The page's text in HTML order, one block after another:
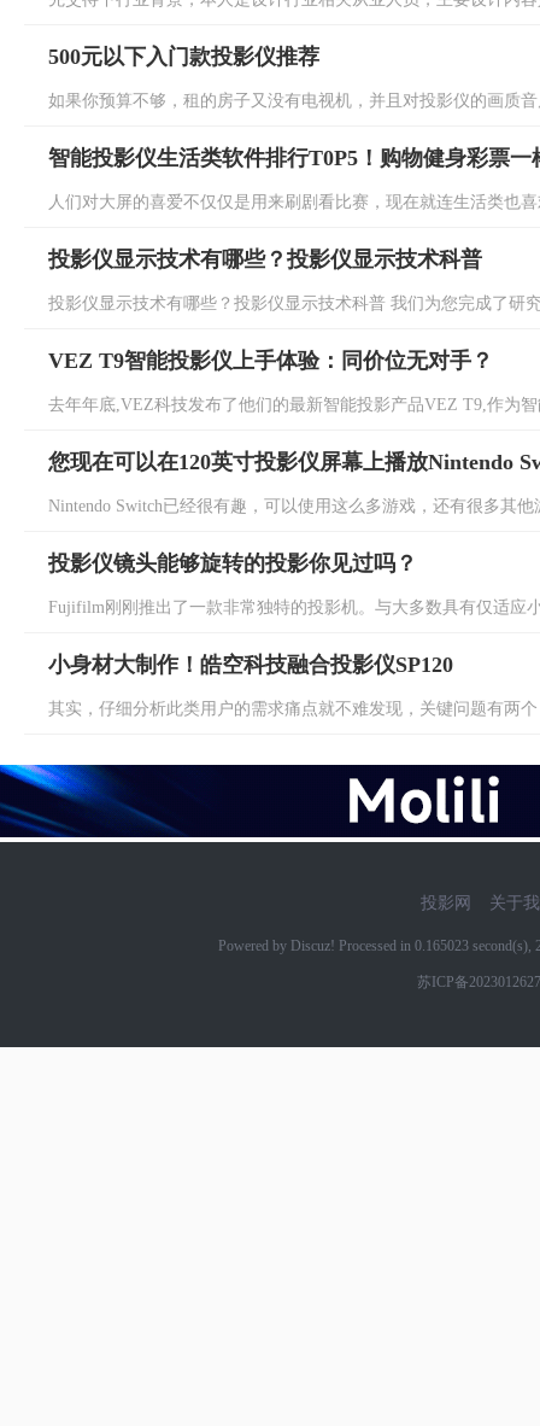
500元以下入门款投影仪推荐
如果你预算不够，租的房子又没有电视机，并且对投影仪的画质
智能投影仪生活类软件排行T0P5！购物健身彩票一
人们对大屏的喜爱不仅仅是用来刷剧看比赛，现在就连生活类也
投影仪显示技术有哪些？投影仪显示技术科普
投影仪显示技术有哪些？投影仪显示技术科普 我们为您完成了研
VEZ T9智能投影仪上手体验：同价位无对手？
去年年底,VEZ科技发布了他们的最新智能投影产品VEZ T9,作为
您现在可以在120英寸投影仪屏幕上播放Nintendo
Nintendo Switch已经很有趣，可以使用这么多游戏，还有很多其
投影仪镜头能够旋转的投影你见过吗？
Fujifilm刚刚推出了一款非常独特的投影机。与大多数具有仅适应
小身材大制作！皓空科技融合投影仪SP120
其实，仔细分析此类用户的需求痛点就不难发现，关键问题有两
投影网 关于
Powered by Discuz! Processed in 0.165023
苏ICP备